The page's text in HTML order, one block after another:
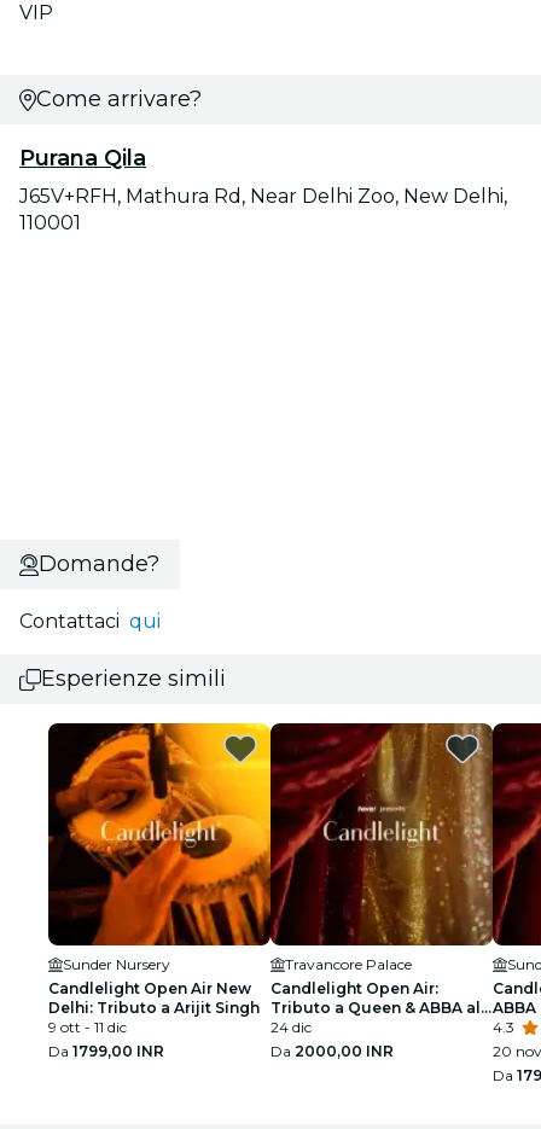
VIP
Come arrivare?
Purana Qila
J65V+RFH, Mathura Rd, Near Delhi Zoo, New Delhi,
110001
Domande?
Contattaci qui
Esperienze simili
Sunder Nursery
Candlelight Open Air New
Delhi: Tributo a Arijit Singh
9 ott - 11 dic
Da 1799,00 INR
Travancore Palace
Candlelight Open Air:
Tributo a Queen & ABBA al
Travancore Palace
24 dic
Da 2000,00 INR
4.3
20
Da